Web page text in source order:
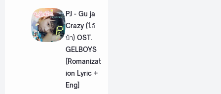
PJ - Gu ja
Crazy (ไอ้
บ้า) OST.
GELBOYS
[Romanizat
ion Lyric +
Eng]